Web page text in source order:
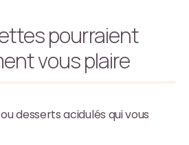
pourraient
vous plaire
desserts acidulés qui vous